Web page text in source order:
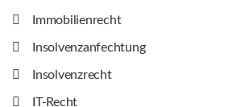
Immobilienrecht
Insolvenzanfechtung
Insolvenzrecht
IT-Recht